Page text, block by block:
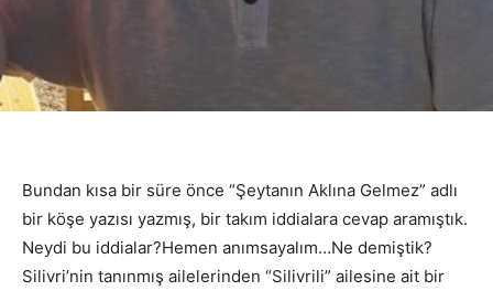
Bundan kısa bir süre önce “Şeytanın Aklına Gelmez” adlı
bir köşe yazısı yazmış, bir takım iddialara cevap aramıştık.
Neydi bu iddialar?Hemen anımsayalım…Ne demiştik?
Silivri’nin tanınmış ailelerinden “Silivrili” ailesine ait bir